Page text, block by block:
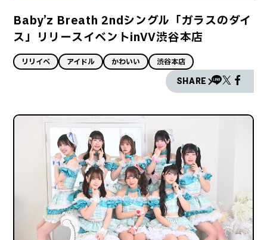
Baby’z Breath 2ndシングル「ガラスのダイ
ス」リリースイベントinVV渋谷本店
リリイベ アイドル かわいい 渋谷本店
SHARE